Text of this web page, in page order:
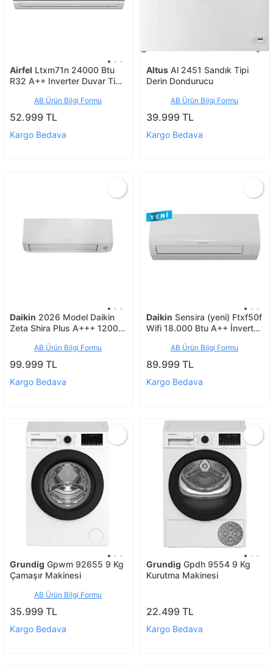
Airfel Ltxm71n 24000 Btu
R32 A++ Inverter Duvar Tipi
AB Ürün Bilgi Formu
52.999 TL
Kargo Bedava
Altus Al 2451 Sandık Tipi
Derin Dondurucu
AB Ürün Bilgi Formu
39.999 TL
Kargo Bedava
Daikin 2026 Model Daikin
Zeta Shira Plus A+++ 12000
AB Ürün Bilgi Formu
99.999 TL
Kargo Bedava
Daikin Sensira (yeni) Ftxf50f
Wifi 18.000 Btu A++ İnverter
AB Ürün Bilgi Formu
89.999 TL
Kargo Bedava
Grundig Gpwm 92655 9 Kg
Çamaşır Makinesi
AB Ürün Bilgi Formu
35.999 TL
Kargo Bedava
Grundig Gpdh 9554 9 Kg
Kurutma Makinesi
22.499 TL
Kargo Bedava